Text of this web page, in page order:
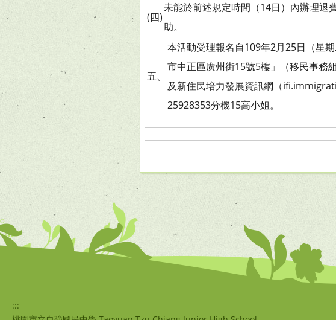
(四)
未能於前述規定時間（14日）內辦理退
助。
五、
本活動受理報名自109年2月25日（星
市中正區廣州街15號5樓」（移民事務
及新住民培力發展資訊網（
25928353分機15高小姐。
:::